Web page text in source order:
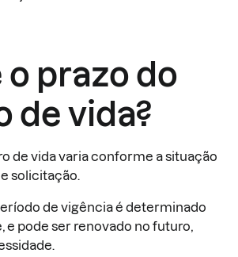
o prazo do
de vida?
de vida varia conforme a situação
solicitação.
de vigência é determinado
e pode ser renovado no futuro,